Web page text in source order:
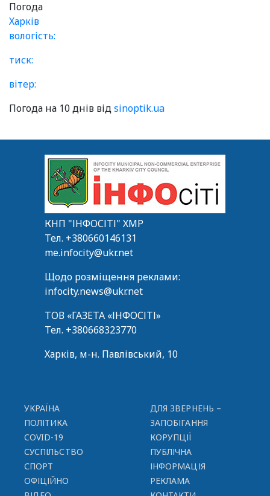
Погода
Харків
вологість:
тиск:
вітер:
Погода на 10 днів відsinoptik.ua
КНП "ІНФОСІТІ" ХМР
Тел. +380660146131
me.infocity@ukr.net
Щодо розміщення реклами:
infocity.news@ukr.net
ТОВ «ГАЗЕТА «ІНФОСІТІ»
Тел. +380668323770
Харків, м-н. Павлівський, 10
УКРАЇНА
ПОЛІТИКА
COVID-19
СУСПІЛЬСТВО
СПОРТ
ОФІЦІЙНО
ДЛЯ ЗВЕРНЕНЬ –
ЗАПОБІГАННЯ
КОРУПЦІЇ
ПУБЛІЧНА
ІНФОРМАЦІЯ
РЕКЛАМА